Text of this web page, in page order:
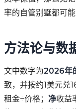
率的自管别墅都可能
方法论与数
文中数字为2026年
致，并按约1美元兑
租金÷价格； 净收益